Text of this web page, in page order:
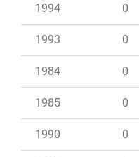
1994 0
1993 0
1984 0
1985 0
1990 0